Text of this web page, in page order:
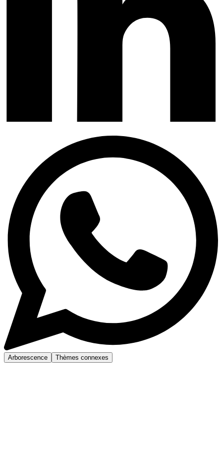
Arborescence Thèmes connexes